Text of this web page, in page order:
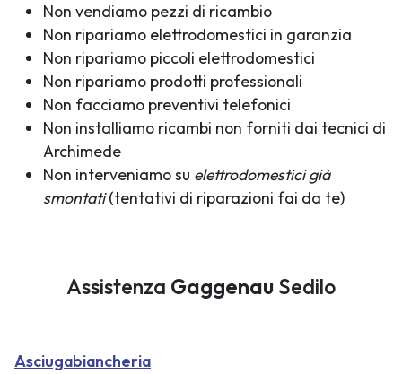
Non vendiamo pezzi di ricambio
Non ripariamo elettrodomestici in garanzia
Non ripariamo piccoli elettrodomestici
Non ripariamo prodotti professionali
Non facciamo preventivi telefonici
Non installiamo ricambi non forniti dai tecnici di
Archimede
Non interveniamo su elettrodomestici già
smontati(tentativi di riparazioni fai da te)
Assistenza Gaggenau Sedilo
Asciugabiancheria